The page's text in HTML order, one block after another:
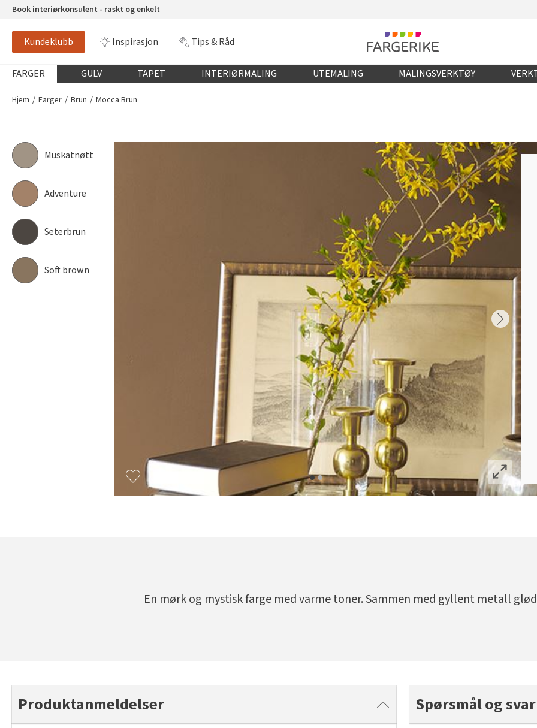
Book interiørkonsulent - raskt og enkelt
Kundeklubb Inspirasjon Tips & Råd
Globalnavigasjon mobil
FARGER GULV TAPET INTERIØRMALING UTEMALING MALINGSVERKTØY
MOCCA BRUN
Hjem Farger Brun Mocca Brun
Muskatnøtt
Adventure
Seterbrun
Soft brown
En mørk og mystisk farge med varme toner. Sammen med gyllent metall
Produktanmeldelser Spørsmål og svar